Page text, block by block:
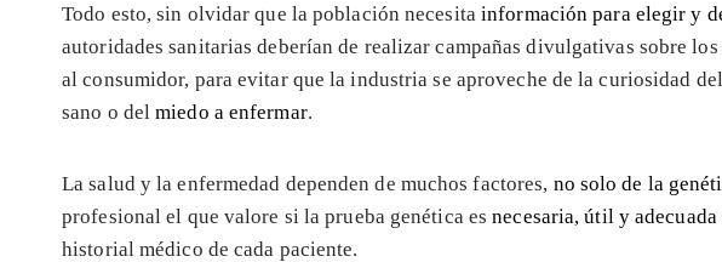
Todo esto, sin olvidar que la población necesita información para elegir y
autoridades sanitarias deberían de realizar campañas divulgativas sobre los
al consumidor, para evitar que la industria se aproveche de la curiosidad
sano o delmiedo a enfermar.
La salud y la enfermedad dependen de muchos factores, no solo de la
profesional el que valore si la prueba genética esnecesaria, útil y adecuada
historial médico de cada paciente.